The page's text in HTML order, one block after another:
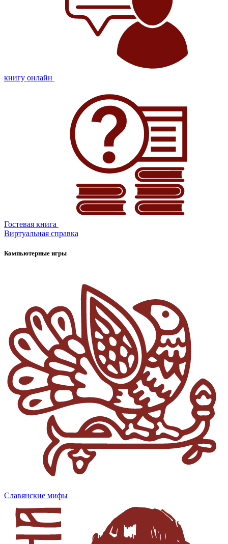
книгу онлайн
Гостевая книга
Виртуальная справка
Компьютерные игры
Славянские мифы